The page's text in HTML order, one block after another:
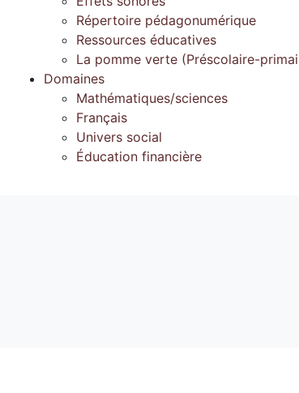
Répertoire pédagonumérique
Ressources éducatives
La pomme verte (Préscolaire-
Domaines
Mathématiques/sciences
Français
Univers social
Éducation financière